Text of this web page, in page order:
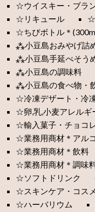
☆ウイスキー・ブラ
☆リキュール
☆
☆ちびボトル＊
⁂小豆島おみやげ詰
⁂小豆島手延べそう
⁂小豆島の調味料
⁂小豆島の食べ物・
☆冷凍デザート・冷
☆卵,乳,小麦アレルギ
☆輸入菓子・チョコ
☆業務用商材＊アル
☆業務用商材＊飲料
☆業務用商材＊調味
☆ソフトドリンク
☆スキンケア・コスメ
☆ハーバリウム